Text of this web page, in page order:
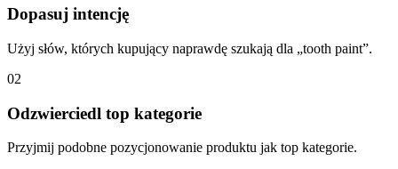
Dopasuj intencję
Użyj słów, których kupujący naprawdę szukają dla „tooth paint”.
02
Odzwierciedl top kategorie
Przyjmij podobne pozycjonowanie produktu jak top kategorie.